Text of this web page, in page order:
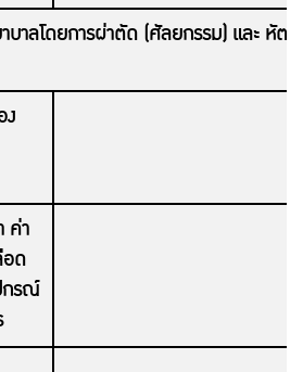
าลโดยการผ่าตัด (ศัลยกรรม) และ หัต
ค่า
อด
กรณ์